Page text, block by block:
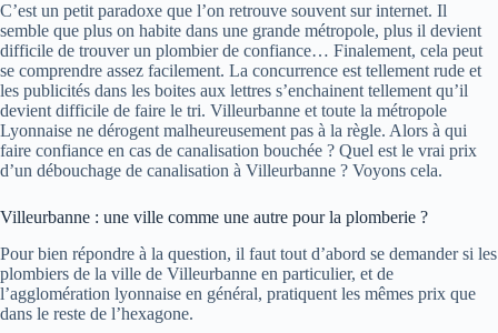
C’est un petit paradoxe que l’on retrouve souvent sur internet. Il
semble que plus on habite dans une grande métropole, plus il devient
difficile de trouver un plombier de confiance… Finalement, cela peut
se comprendre assez facilement. La concurrence est tellement rude et
les publicités dans les boites aux lettres s’enchainent tellement qu’il
devient difficile de faire le tri. Villeurbanne et toute la métropole
Lyonnaise ne dérogent malheureusement pas à la règle. Alors à qui
faire confiance en cas de canalisation bouchée ? Quel est le vrai prix
d’un débouchage de canalisation à Villeurbanne ? Voyons cela.
Villeurbanne : une ville comme une autre pour la plomberie ?
Pour bien répondre à la question, il faut tout d’abord se demander si les
plombiers de la ville de Villeurbanne en particulier, et de
l’agglomération lyonnaise en général, pratiquent les mêmes prix que
dans le reste de l’hexagone.